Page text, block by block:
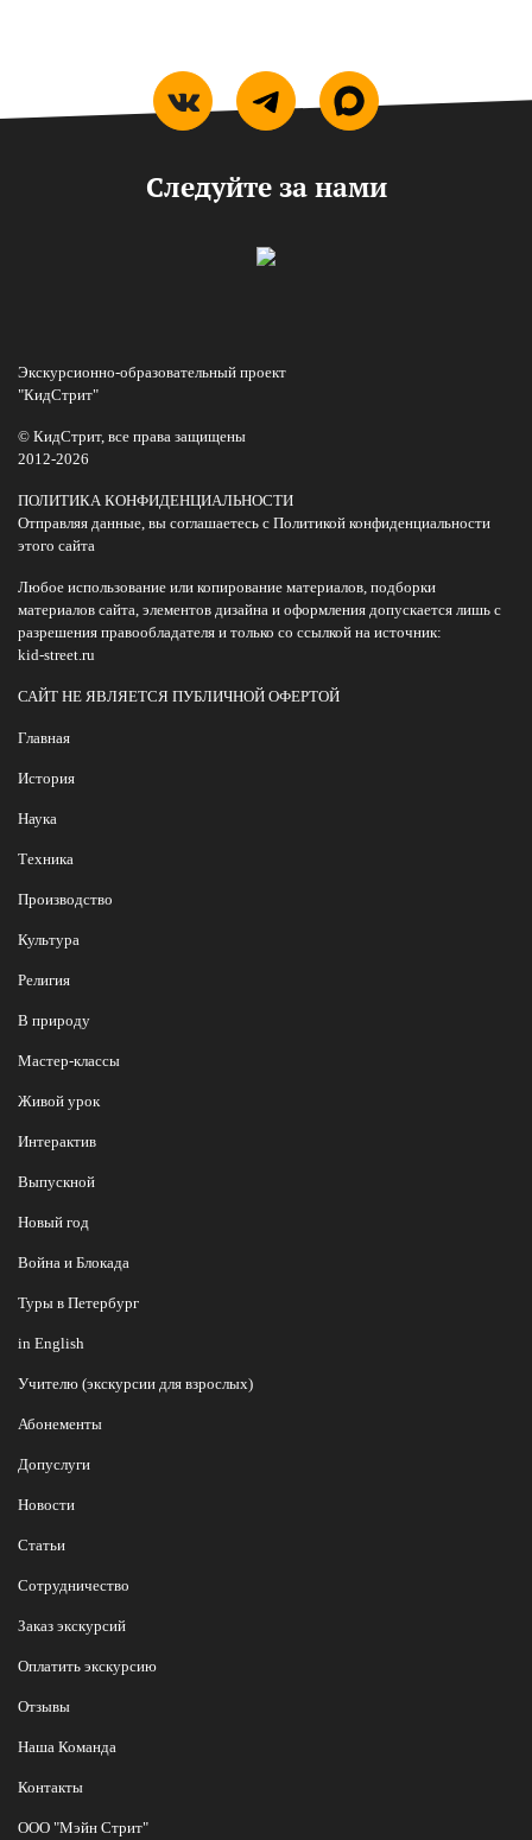
Следуйте за нами
Экскурсионно-образовательный проект
"КидСтрит"
© КидСтрит, все права защищены
2012-2026
ПОЛИТИКА КОНФИДЕНЦИАЛЬНОСТИ
Отправляя данные, вы соглашаетесь с Политикой конфиденциальности
этого сайта
Любое использование или копирование материалов, подборки
материалов сайта, элементов дизайна и оформления допускается лишь с
разрешения правообладателя и только со ссылкой на источник:
kid-street.ru
САЙТ НЕ ЯВЛЯЕТСЯ ПУБЛИЧНОЙ ОФЕРТОЙ
Главная
История
Наука
Техника
Производство
Культура
Религия
В природу
Мастер-классы
Живой урок
Интерактив
Выпускной
Новый год
Война и Блокада
Туры в Петербург
in English
Учителю (экскурсии для взрослых)
Абонементы
Допуслуги
Новости
Статьи
Сотрудничество
Заказ экскурсий
Оплатить экскурсию
Отзывы
Наша Команда
Контакты
ООО "Мэйн Стрит"